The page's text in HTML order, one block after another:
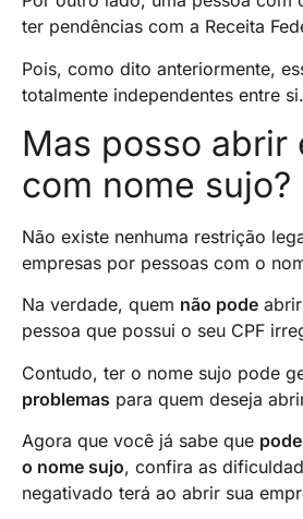
ter pendências com a Receita
Pois, como dito anteriormente,
totalmente independentes entre si.
Mas posso abrir
com nome sujo?
Não existe nenhuma restrição
empresas por pessoas com o
Na verdade, quem não pode
pessoa que possui o seu CPF
Contudo, ter o nome sujo pode
problemas para quem deseja
Agora que você já sabe que
o nome sujo, confira as
negativado terá ao abrir sua